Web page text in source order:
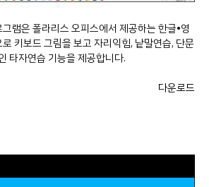
램은 폴라리스 오피스에서 제공하는 한글•영
키보드 그림을 보고 자리익힘, 낱말연습, 단문
타자연습 기능을 제공합니다.
다운로드